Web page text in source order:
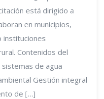
está dirigido a
en municipios,
instituciones
Contenidos del
de agua
Gestión integral
de […]